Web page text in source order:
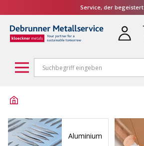
Service, der begeistert
Aluminium